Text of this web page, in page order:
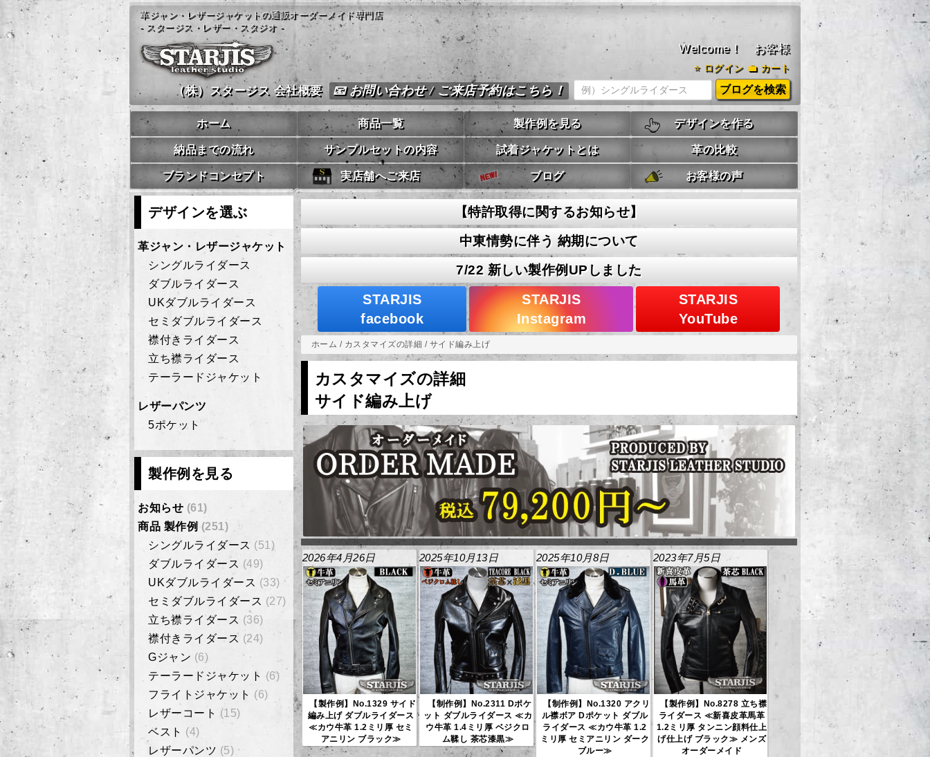
革ジャン・レザージャケットの通販オーダーメイド専門店
- スタージス・レザー・スタジオ -
Welcome！ お客様
⭐ ログイン 💼 カート
（株）スタージス 会社概要 📧 お問い合わせ / ご来店予約はこちら！
ホーム 商品一覧 製作例を見る デザインを作る
納品までの流れ サンプルセットの内容 試着ジャケットとは 革の比較
ブランドコンセプト 実店舗へご来店 ブログ お客様の声
【特許取得に関するお知らせ】
中東情勢に伴う 納期について
7/22 新しい製作例UPしました
STARJIS
facebook
STARJIS
Instagram
STARJIS
YouTube
ホーム / カスタマイズの詳細 /サイド編み上げ
カスタマイズの詳細
サイド編み上げ
2026年4月26日
【製作例】No.1329 サイド
編み上げ ダブルライダース
≪カウ牛革 1.2ミリ厚 セミ
アニリン ブラック≫
2025年10月13日
【制作例】No.2311 Dポケ
ット ダブルライダース ≪カ
ウ牛革 1.4ミリ厚 ベジクロ
ム鞣し 茶芯漆黒≫
2025年10月8日
【制作例】No.1320 アクリ
ル襟ボア Dポケット ダブル
ライダース ≪カウ牛革 1.2
ミリ厚 セミアニリン ダーク
ブルー≫
2023年7月5日
【製作例】No.8278 立ち襟
ライダース ≪新喜皮革馬革
1.2ミリ厚 タンニン顔料仕上
げ仕上げ ブラック≫ メンズ
オーダーメイド
デザインを選ぶ
革ジャン・レザージャケット
シングルライダース
ダブルライダース
UKダブルライダース
セミダブルライダース
襟付きライダース
立ち襟ライダース
テーラードジャケット
レザーパンツ
5ポケット
製作例を見る
お知らせ (61)
商品 製作例 (251)
シングルライダース (51)
ダブルライダース (49)
UKダブルライダース (33)
セミダブルライダース (27)
立ち襟ライダース (36)
襟付きライダース (24)
Gジャン (6)
テーラードジャケット (6)
フライトジャケット (6)
レザーコート (15)
ベスト (4)
レザーパンツ (5)